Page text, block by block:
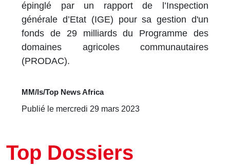
épinglé par un rapport de l’Inspection
générale d’Etat (IGE) pour sa gestion d'un
fonds de 29 milliards du Programme des
domaines agricoles communautaires
(PRODAC).
MM/ls/Top News Africa
Publié le mercredi 29 mars 2023
Top Dossiers